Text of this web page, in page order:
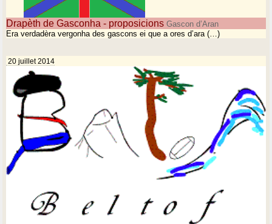
Drapèth de Gasconha - proposicions Gascon d’Aran
Era verdadèra vergonha des gascons ei que a ores d’ara (…)
20 juillet 2014